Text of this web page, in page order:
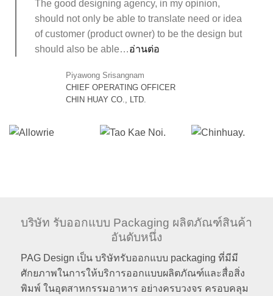
The good designing agency, in my opinion,
should not only be able to translate need or idea
of customer (product owner) to be the design but
should also be able…อ่านต่อ
Piyawong Srisangnam
CHIEF OPERATING OFFICER
CHIN HUAY CO., LTD.
บริษัท รับออกแบบ Packaging ผลิตภัณฑ์สินค้า
อันดับหนึ่ง
PAG Design เป็น บริษัทรับออกแบบ packaging ที่มีมี
ศักยภาพในการให้บริการออกแบบผลิตภัณฑ์และสื่อสิ่ง
พิมพ์ ในอุตสาหกรรมอาหาร อย่างครบวงจร ครอบคลุม